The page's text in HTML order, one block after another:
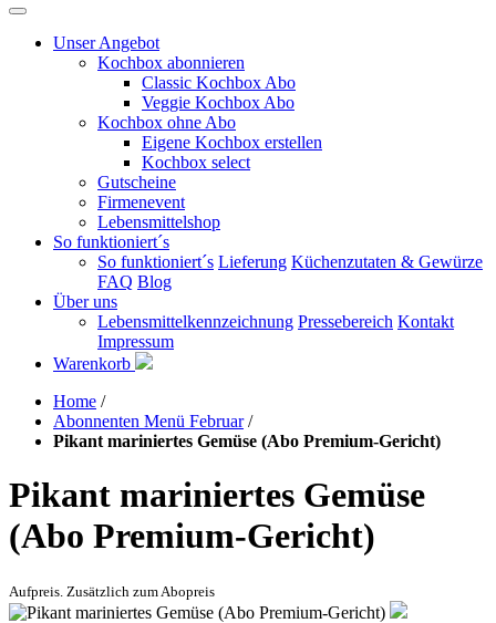
Unser Angebot
Kochbox abonnieren
Classic Kochbox Abo
Veggie Kochbox Abo
Kochbox ohne Abo
Eigene Kochbox erstellen
Kochbox select
Gutscheine
Firmenevent
Lebensmittelshop
So funktioniert´s
So funktioniert´s Lieferung Küchenzutaten & Gewürze
FAQ Blog
Über uns
Lebensmittelkennzeichnung Pressebereich Kontakt
Impressum
Warenkorb
Home /
Abonnenten Menü Februar /
Pikant mariniertes Gemüse (Abo Premium-Gericht)
Pikant mariniertes Gemüse
(Abo Premium-Gericht)
Aufpreis. Zusätzlich zum Abopreis